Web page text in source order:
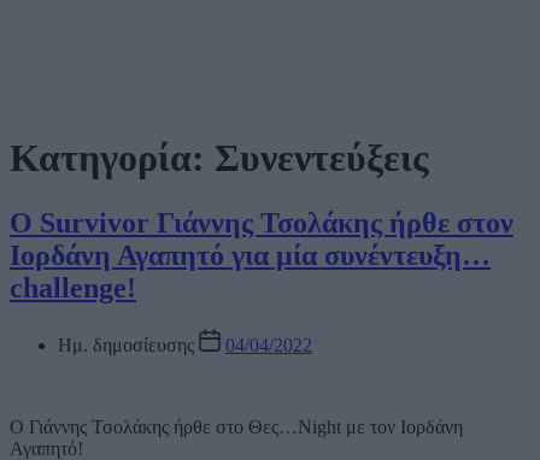
Κατηγορία: Συνεντεύξεις
Ο Survivor Γιάννης Τσολάκης ήρθε στον
Ιορδάνη Αγαπητό για μία συνέντευξη…
challenge!
Ημ. δημοσίευσης 04/04/2022
Ο Γιάννης Τσολάκης ήρθε στο Θες…Night με τον Ιορδάνη
Αγαπητό!